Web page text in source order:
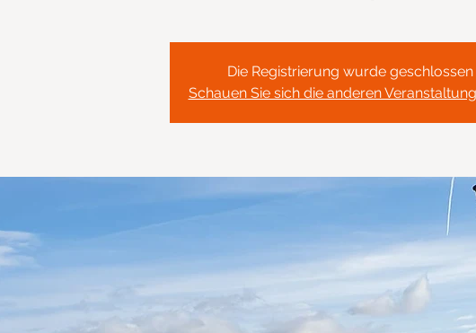
Die Registrierung wurde geschlossen
Schauen Sie sich die anderen